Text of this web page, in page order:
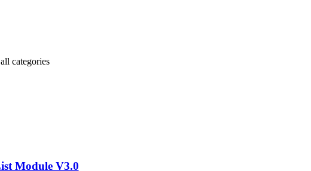
categories
Module V3.0